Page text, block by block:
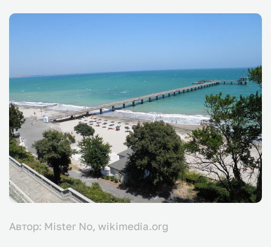
Автор: Mister No, wikimedia.org